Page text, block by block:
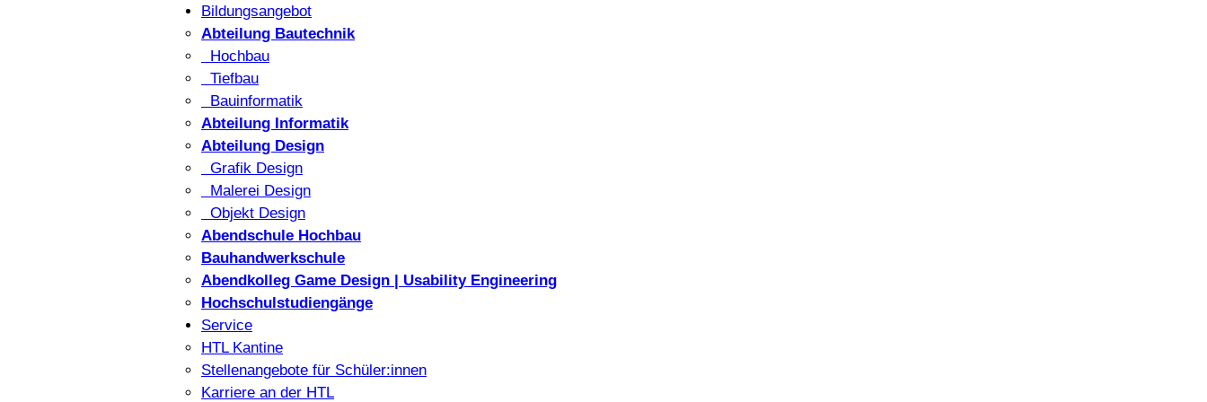
Bildungsangebot
Abteilung Bautechnik
Hochbau
Tiefbau
Bauinformatik
Abteilung Informatik
Abteilung Design
Grafik Design
Malerei Design
Objekt Design
Abendschule Hochbau
Bauhandwerkschule
Abendkolleg Game Design | Usability Engineering
Hochschulstudiengänge
Service
HTL Kantine
Stellenangebote für Schüler:innen
Karriere an der HTL